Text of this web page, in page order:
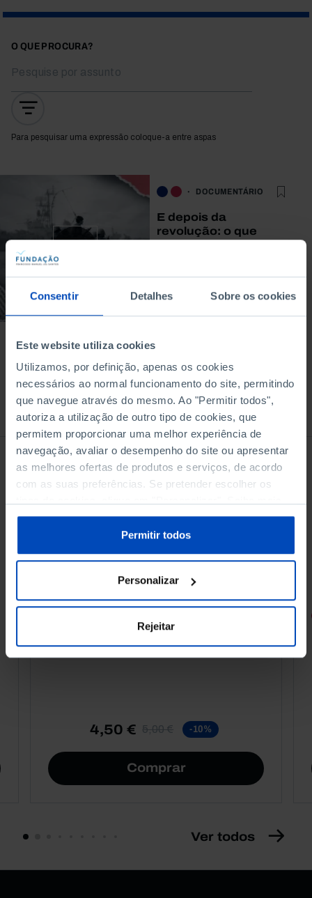
Consentir Detalhes Sobre os cookies
Este website utiliza cookies
Utilizamos, por definição, apenas os cookies
necessários ao normal funcionamento do site, permitindo
que navegue através do mesmo. Ao "Permitir todos",
autoriza a utilização de outro tipo de cookies, que
permitem proporcionar uma melhor experiência de
navegação, avaliar o desempenho do site ou apresentar
as melhores ofertas de produtos e serviços, de acordo
com as suas preferências. Se pretender escolher os
sobre cookies através da gestão de preferências ou da
Política de Cookies.
Permitir todos
Personalizar
Rejeitar
O QUE PROCURA?
Para pesquisar uma expressão coloque-a entre aspas
DOCUMENTÁRIO
E depois da
revolução: o que
À venda na Livraria
Promessas do Futebol
4,50 € 5,00 € -10%
Comprar
Ver todos